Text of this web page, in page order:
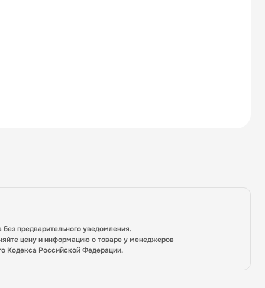
предварительного уведомления.
цену и информацию о товаре у менеджеров
Кодекса Российской Федерации.